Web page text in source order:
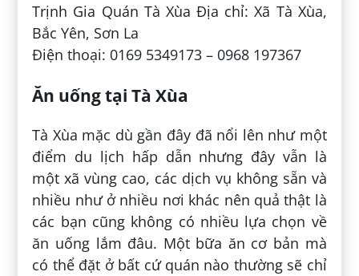
Trịnh Gia Quán Tà Xùa Địa chỉ: Xã Tà Xùa,
Bắc Yên, Sơn La
Điện thoại: 0169 5349173 – 0968 197367
Ăn uống tại Tà Xùa
Tà Xùa mặc dù gần đây đã nổi lên như một
điểm du lịch hấp dẫn nhưng đây vẫn là
một xã vùng cao, các dịch vụ không sẵn và
nhiều như ở nhiều nơi khác nên quả thật là
các bạn cũng không có nhiều lựa chọn về
ăn uống lắm đâu. Một bữa ăn cơ bản mà
có thể đặt ở bất cứ quán nào thường sẽ chỉ